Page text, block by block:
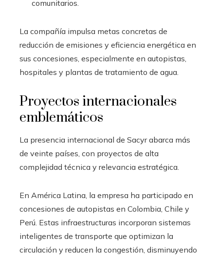
comunitarios.
La compañía impulsa metas concretas de
reducción de emisiones y eficiencia energética en
sus concesiones, especialmente en autopistas,
hospitales y plantas de tratamiento de agua.
Proyectos internacionales
emblemáticos
La presencia internacional de Sacyr abarca más
de veinte países, con proyectos de alta
complejidad técnica y relevancia estratégica.
En América Latina, la empresa ha participado en
concesiones de autopistas en Colombia, Chile y
Perú. Estas infraestructuras incorporan sistemas
inteligentes de transporte que optimizan la
circulación y reducen la congestión, disminuyendo